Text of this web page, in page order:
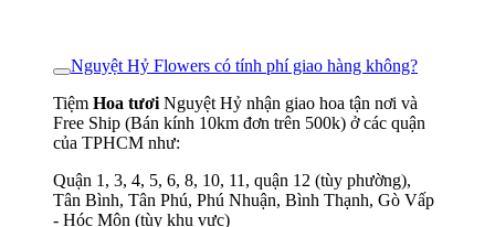
Nguyệt Hỷ Flowers có tính phí giao hàng không?
Tiệm Hoa tươi Nguyệt Hỷ nhận giao hoa tận nơi và
Free Ship (Bán kính 10km đơn trên 500k) ở các quận
của TPHCM như:
Quận 1, 3, 4, 5, 6, 8, 10, 11, quận 12 (tùy phường),
Tân Bình, Tân Phú, Phú Nhuận, Bình Thạnh, Gò Vấp
- Hóc Môn (tùy khu vực)